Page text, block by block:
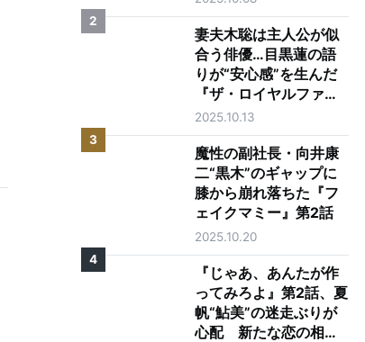
2
妻夫木聡は主人公が似
合う俳優…目黒蓮の語
りが“安心感”を生んだ
『ザ・ロイヤルファミ
リー』第1話
2025.10.13
3
魔性の副社長・向井康
二“黒木”のギャップに
膝から崩れ落ちた『フ
ェイクマミー』第2話
2025.10.20
4
『じゃあ、あんたが作
ってみろよ』第2話、夏
帆“鮎美”の迷走ぶりが
心配 新たな恋の相手